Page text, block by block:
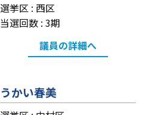
選挙区 : 西区
当選回数 : 3期
議員の詳細へ
うかい春美